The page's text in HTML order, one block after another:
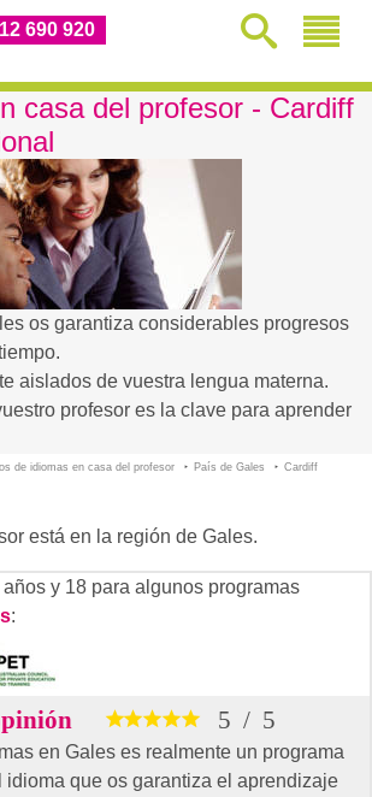
690 920
casa del profesor - Cardiff
os garantiza considerables progresos
aislados de vuestra lengua materna.
profesor es la clave para aprender
de idiomas en casa del profesor País de Gales
Cardiff
está en la región de Gales.
y 18 para algunos programas
:
5 / 5
en Gales es realmente un programa
idioma que os garantiza el aprendizaje